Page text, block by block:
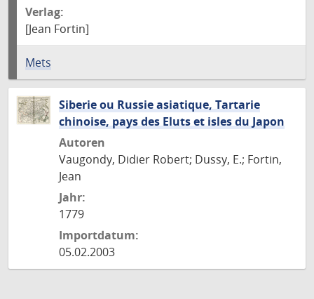
Verlag:
[Jean Fortin]
Mets
Siberie ou Russie asiatique, Tartarie
chinoise, pays des Eluts et isles du Japon
Autoren
Vaugondy, Didier Robert; Dussy, E.; Fortin,
Jean
Jahr:
1779
Importdatum:
05.02.2003